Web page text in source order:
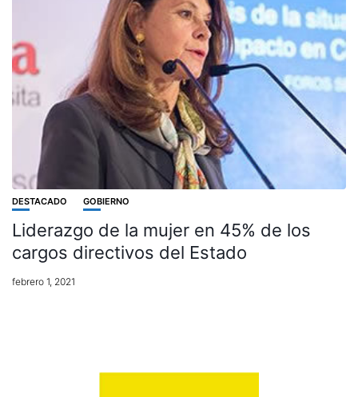
DESTACADO GOBIERNO
Liderazgo de la mujer en 45% de los
cargos directivos del Estado
febrero 1, 2021